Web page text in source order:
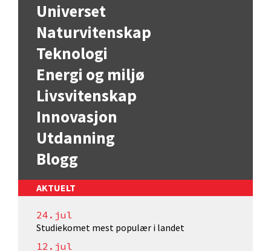
Universet
Naturvitenskap
Teknologi
Energi og miljø
Livsvitenskap
Innovasjon
Utdanning
Blogg
AKTUELT
24.jul
Studiekomet mest populær i landet
12.jul